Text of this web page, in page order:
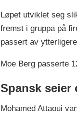
Løpet utviklet seg
fremst i gruppa på
passert av
Moe Berg passerte
Spansk seier
Mohamed Attaoui